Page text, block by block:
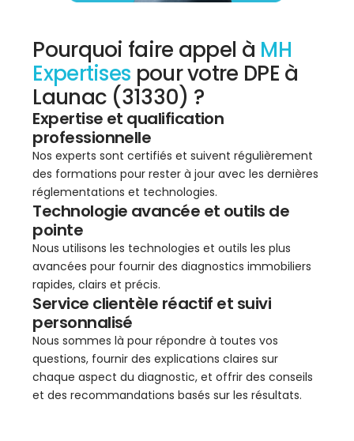
Pourquoi faire appel à MH
Expertises pour votre DPE à
Launac (31330) ?
Expertise et qualification
professionnelle
Nos experts sont certifiés et suivent régulièrement
des formations pour rester à jour avec les dernières
réglementations et technologies.
Technologie avancée et outils de
pointe
Nous utilisons les technologies et outils les plus
avancées pour fournir des diagnostics immobiliers
rapides, clairs et précis.
Service clientèle réactif et suivi
personnalisé
Nous sommes là pour répondre à toutes vos
questions, fournir des explications claires sur
chaque aspect du diagnostic, et offrir des conseils
et des recommandations basés sur les résultats.